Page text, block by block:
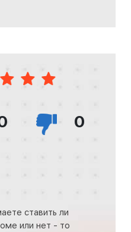
0
ставить ли
или нет - то